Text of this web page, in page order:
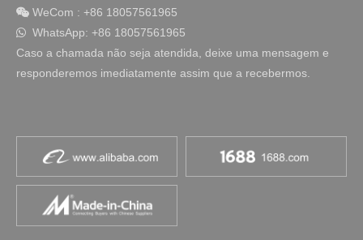
 WeCom : +86 18057561965
 WhatsApp: +86 18057561965
Caso a chamada não seja atendida, deixe uma mensagem e
responderemos imediatamente assim que a recebermos.